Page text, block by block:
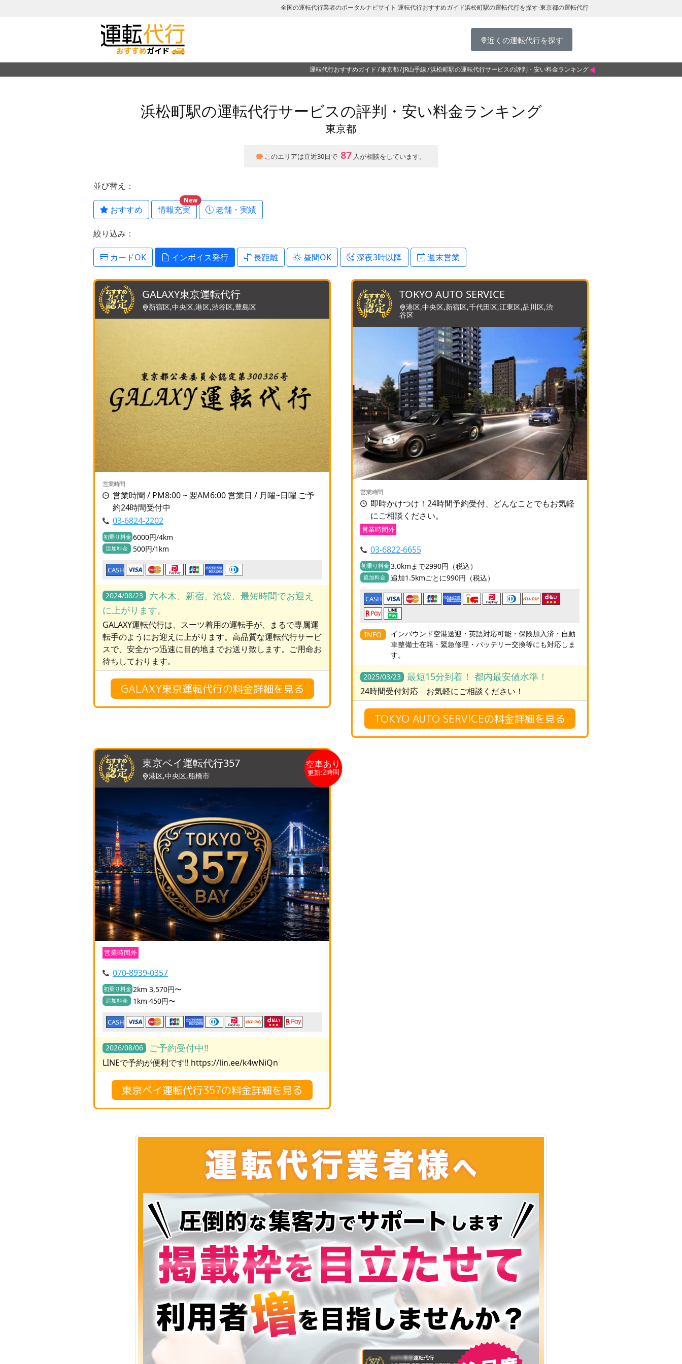
全国の運転代行業者のポータルナビサイト 運転代行おすすめガイド浜松町駅の運転代行を探す-東京都の運転代行
近くの運転代行を探す
運転代行おすすめガイド 東京都 JR山手線 浜松町駅の運転代行サービスの評判・安い料金ランキング
浜松町駅の運転代行サービスの評判・安い料金ランキング
東京都
このエリアは直近30日で 87 人が相談をしています。
並び替え：
おすすめ 情報充実
New
老舗・実績
絞り込み：
カードOK インボイス発行 長距離 昼間OK 深夜3時以降 週末営業
GALAXY東京運転代行
新宿区,中央区,港区,渋谷区,豊島区
営業時間
営業時間 / PM8:00 ~ 翌AM6:00 営業日 / 月曜~日曜 ご予
約24時間受付中
03-6824-2202
初乗り料金 6000円/4km
追加料金 500円/1km
CASH
2024/08/23
六本木、新宿、池袋、最短時間でお迎え
に上がります。
GALAXY運転代行は、スーツ着用の運転手が、まるで専属運
転手のようにお迎えに上がります。高品質な運転代行サービ
スで、安全かつ迅速に目的地までお送り致します。ご用命お
待ちしております。
GALAXY東京運転代行の料金詳細を見る
TOKYO AUTO SERVICE
港区,中央区,新宿区,千代田区,江東区,品川区,渋
谷区
営業時間
即時かけつけ！24時間予約受付、どんなことでもお気軽
にご相談ください。
営業時間外
03-6822-6655
初乗り料金 3.0kmまで2990円（税込）
追加料金 追加1.5kmごとに990円（税込）
CASH
INFO
インバウンド空港送迎・英語対応可能・保険加入済・自動
車整備士在籍・緊急修理・バッテリー交換等にも対応しま
す。
2025/03/23 最短15分到着！ 都内最安値水準！
24時間受付対応 お気軽にご相談ください！
TOKYO AUTO SERVICEの料金詳細を見る
東京ベイ運転代行357
港区,中央区,船橋市
空車あり
更新:2時間
営業時間外
070-8939-0357
初乗り料金 2km 3,570円〜
追加料金 1km 450円〜
CASH
2026/08/06 ご予約受付中‼️
LINEで予約が便利です‼️ https://lin.ee/k4wNiQn
東京ベイ運転代行357の料金詳細を見る